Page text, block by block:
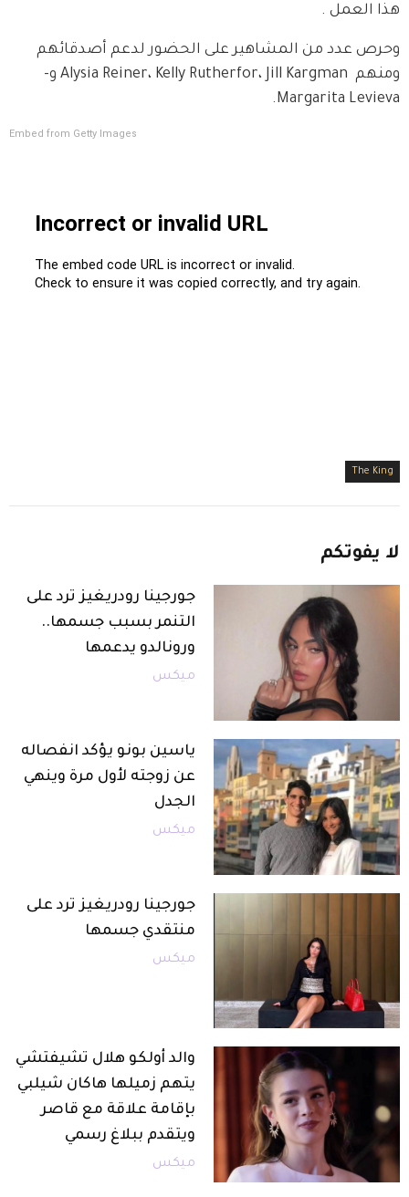
هذا العمل .
وحرص عدد من المشاهير على الحضور لدعم أصدقائهم
ومنهم  Alysia Reiner، Kelly Rutherfor، Jill Kargman و-
Margarita Levieva.
Embed from Getty Images
The King
لا يفوتكم
جورجينا رودريغيز ترد على
التنمر بسبب جسمها..
ورونالدو يدعمها
ميكس
ياسين بونو يؤكد انفصاله
عن زوجته لأول مرة وينهي
الجدل
ميكس
جورجينا رودريغيز ترد على
منتقدي جسمها
ميكس
والد أولكو هلال تشيفتشي
يتهم زميلها هاكان شيلبي
بإقامة علاقة مع قاصر
ويتقدم ببلاغ رسمي
ميكس